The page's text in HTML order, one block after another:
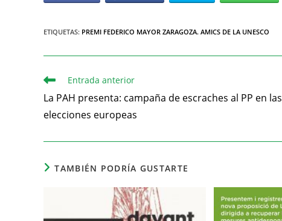
ETIQUETAS: PREMI FEDERICO MAYOR ZARAGOZA. AMICS DE LA UNESCO
Entrada anterior
La PAH presenta: campaña de escraches al PP en las
elecciones europeas
TAMBIÉN PODRÍA GUSTARTE